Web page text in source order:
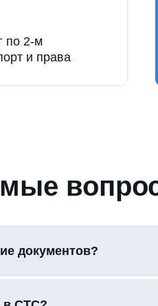
по 2-м
и права
документов?